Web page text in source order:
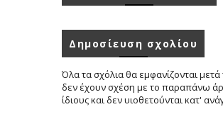
Δημοσίευση σχολίου
Όλα τα σχόλια θα εμφανίζονται
δεν έχουν σχέση με το παραπάνω
ίδιους και δεν υιοθετούνται κατ'